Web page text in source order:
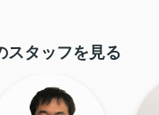
スタッフを見る